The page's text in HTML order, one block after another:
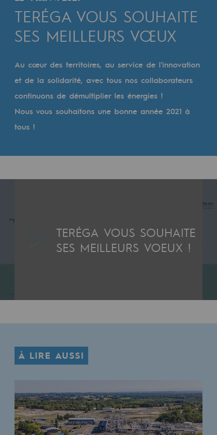
Transversalité et Collaboratif
Notre culture et nos valeurs
Une organisation certifiée
Notre organisation
Notre organisation
Publications institutionnelles
Où nous trouver
Les énergies d'avenir
Notre vision
Pyrogazéification et gazéification
Méthanation
Nouveaux usages
Espace pédagogique
Espace pédagogique
TERÉGA VOUS SOUHAITE
SES MEILLEURS VŒUX
Au cœur des territoires, au service de l'innovation
et de la solidarité, avec tous nos collaborateurs
continuons de démultiplier les énergies !
Nous vous souhaitons une bonne année 2021 à
tous !
TERÉGA VOUS SOUHAITE
SES MEILLEURS VOEUX !
À LIRE AUSSI